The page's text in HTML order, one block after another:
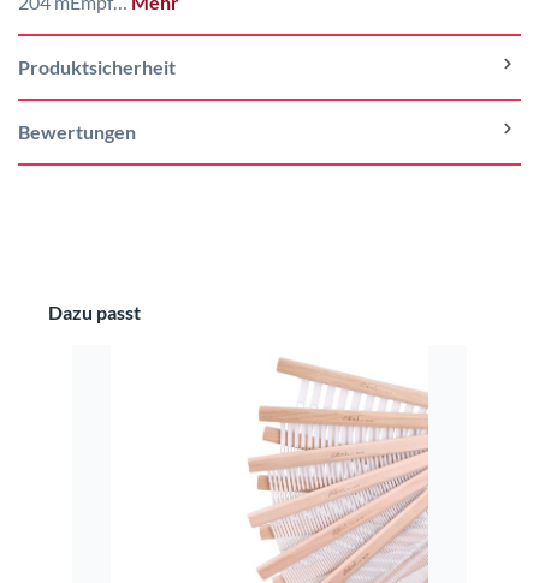
Produktsicherheit
Bewertungen
Produktgalerie überspringen
Dazu passt